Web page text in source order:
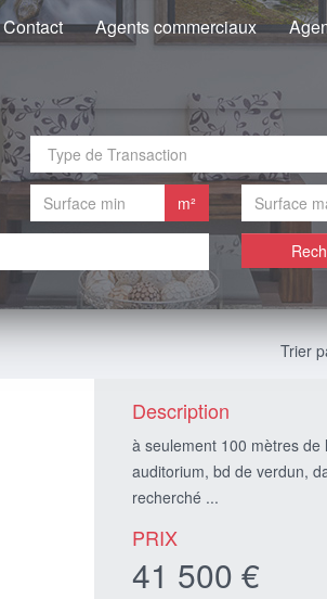
Contact Agents commerciaux
m²
Trier
Description
à seulement 100 mètres
auditorium, bd de verdun,
recherché ...
PRIX
41 500 €